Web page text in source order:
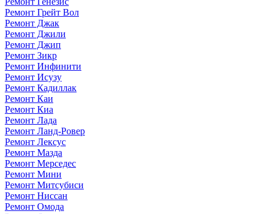
Ремонт Грейт Вол
Ремонт Джак
Ремонт Джили
Ремонт Джип
Ремонт Зикр
Ремонт Инфинити
Ремонт Исузу
Ремонт Кадиллак
Ремонт Каи
Ремонт Киа
Ремонт Лада
Ремонт Ланд-Ровер
Ремонт Лексус
Ремонт Мазда
Ремонт Мерседес
Ремонт Мини
Ремонт Митсубиси
Ремонт Ниссан
Ремонт Омода